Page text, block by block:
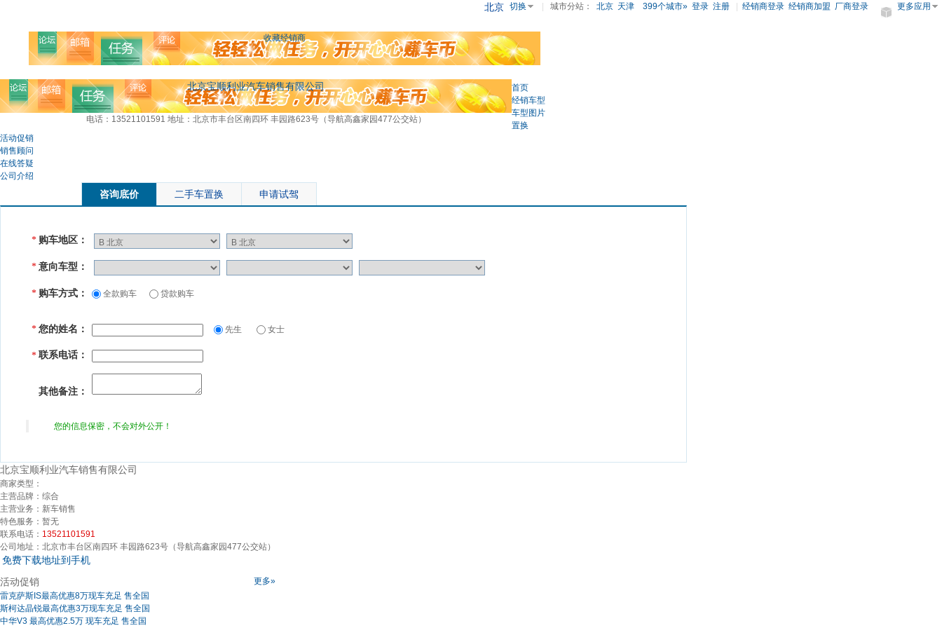
北京 切换 城市分站： 北京 天津 399个城市» 更多应用
登录 注册 经销商登录 经销商加盟 厂商登录
收藏经销商
北京宝顺利业汽车销售有限公司
电话：13521101591 地址：北京市丰台区南四环 丰园路623号（导航高鑫家园477公交站）
首页
经销车型
车型图片
置换
活动促销
销售顾问
在线答疑
公司介绍
咨询底价 二手车置换 申请试驾
* 购车地区：
* 意向车型：
* 购车方式： 全款购车 贷款购车
* 您的姓名： 先生 女士
* 联系电话：
其他备注：
您的信息保密，不会对外公开！
北京宝顺利业汽车销售有限公司
商家类型：
主营品牌： 综合
主营业务： 新车销售
特色服务： 暂无
联系电话： 13521101591
公司地址： 北京市丰台区南四环 丰园路623号（导航高鑫家园477公交站）
免费下载地址到手机
更多»
活动促销
雷克萨斯IS最高优惠8万现车充足 售全国
斯柯达晶锐最高优惠3万现车充足 售全国
中华V3 最高优惠2.5万 现车充足 售全国